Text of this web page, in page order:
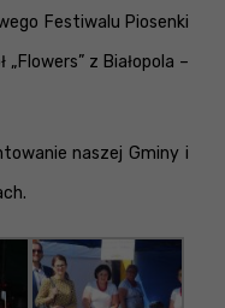
Festiwalu Piosenki
z Białopola –
naszej Gminy i